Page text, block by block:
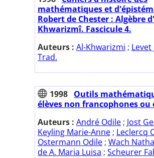
mathématiques et
Robert de Chester : Algèbre
Khwarizmî. Fascicule 4.
Auteurs : Al-Khwarizmi ; Levet
Trad.
1998 Outils
élèves non francophones
Auteurs : André Odile ; Jost
Keyling Marie-Anne ; Leclercq
Ostermann Odile ; Wach
de A. Maria Luisa ; Scheurer